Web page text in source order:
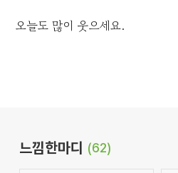
오늘도 많이 웃으세요.
느낌한마디 (62)